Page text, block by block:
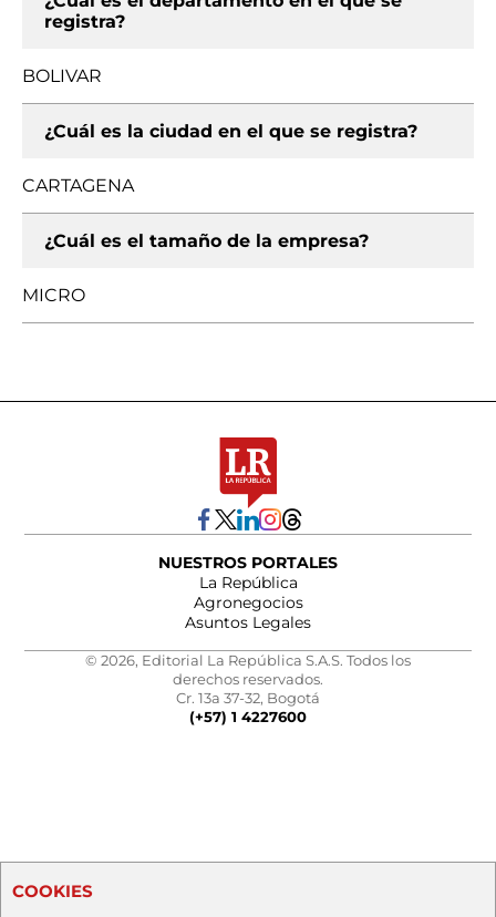
registra?
BOLIVAR
¿Cuál es la ciudad en el que se registra?
CARTAGENA
¿Cuál es el tamaño de la empresa?
MICRO
NUESTROS PORTALES
La República
Agronegocios
Asuntos Legales
© 2026, Editorial La República S.A.S. Todos los
derechos reservados.
Cr. 13a 37-32, Bogotá
(+57) 1 4227600
COOKIES